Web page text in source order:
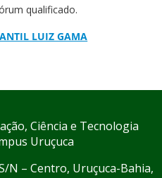
qualificado.
LUIZ GAMA
Ciência e Tecnologia
Uruçuca
N – Centro, Uruçuca-Bahia,